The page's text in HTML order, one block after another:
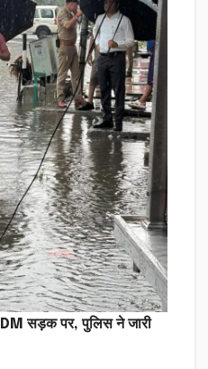
DM सड़क पर, पुलिस ने जारी